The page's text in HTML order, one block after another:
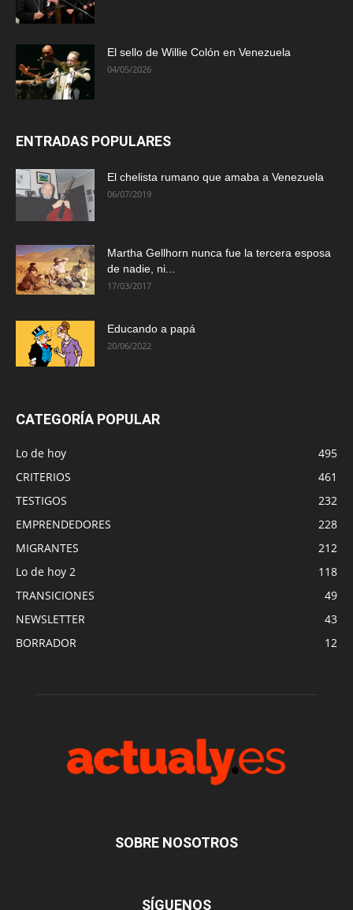
El sello de Willie Colón en Venezuela
04/05/2026
ENTRADAS POPULARES
El chelista rumano que amaba a Venezuela
06/07/2019
Martha Gellhorn nunca fue la tercera esposa
de nadie, ni...
17/03/2017
Educando a papá
20/06/2022
CATEGORÍA POPULAR
Lo de hoy
495
CRITERIOS
461
TESTIGOS
232
EMPRENDEDORES
228
MIGRANTES
212
Lo de hoy 2
118
TRANSICIONES
49
NEWSLETTER
43
BORRADOR
12
SOBRE NOSOTROS
SÍGUENOS